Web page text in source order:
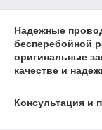
Надежные
бесперебойной
оригинальные
качестве и
Консультация и